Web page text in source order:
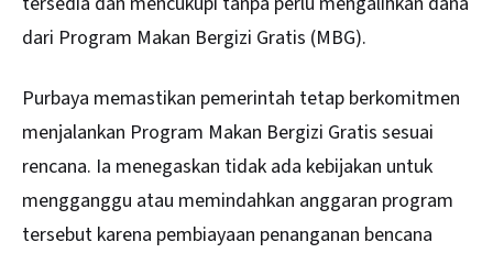
dari Program Makan Bergizi Gratis (MBG).
Purbaya memastikan pemerintah tetap berkomitmen
menjalankan Program Makan Bergizi Gratis sesuai
rencana. Ia menegaskan tidak ada kebijakan untuk
mengganggu atau memindahkan anggaran program
tersebut karena pembiayaan penanganan bencana